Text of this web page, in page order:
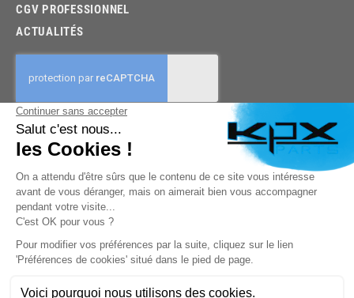
03.85.32.96.74
CGV PROFESSIONNEL
ACTUALITÉS